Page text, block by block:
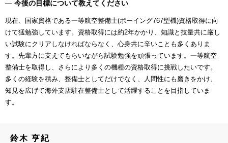
今後の目標について教えてください
現在、国家資格である一等航空整備士(ボーイング767型機)資格取得に向
けて猛勉強しています。資格取得には約2年かかり、知識と技量共に厳し
い試験にクリアしなければならなく、心身共に辛いことも多くありま
す。先輩方に支えてもらいながら試験勉強を頑張っています。一等航空
整備士を取得し、さらにより多くの機種の資格取得に挑戦したいです。
多くの経験を積み、整備士としてだけでなく、人間性にも磨きをかけ、
知見を広げて海外支店駐在整備士として活躍することを目指していま
す。
鈴木 亨紀